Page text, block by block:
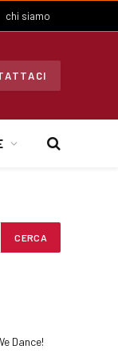
chi siamo
Dance!